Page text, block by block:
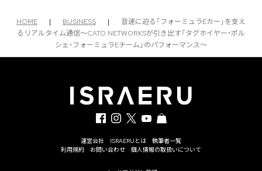
HOME | BUSINESS |
音速に迫る「フォーミュラEカー」を支え
るリアルタイム通信〜CATO NETWORKSが引き出す「タグホイヤー・ポル
シェ・フォーミュラEチーム」のパフォーマンス〜
運営会社 ISRAERUとは
執筆者一覧
利用規約
お問い合わせ 個人情報の取扱いについて